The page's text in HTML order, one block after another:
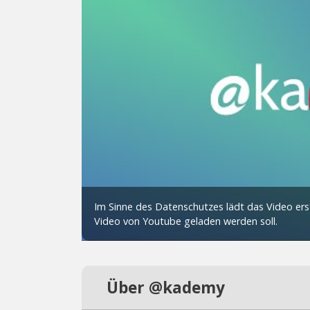
Über @kademy